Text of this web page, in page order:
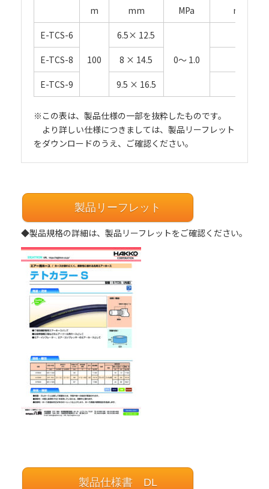
m mm MPa mm
E-TCS-6
100
6.5× 12.5
0～ 1.0
E-TCS-8 8 × 14.5
E-TCS-9 9.5 × 16.5
※この表は、製品仕様の一部を抜粋したものです。
より詳しい仕様につきましては、製品リーフレット
をダウンロードのうえ、ご確認ください。
製品リーフレット
◆製品規格の詳細は、製品リーフレットをご確認ください。
製品仕様書 DL